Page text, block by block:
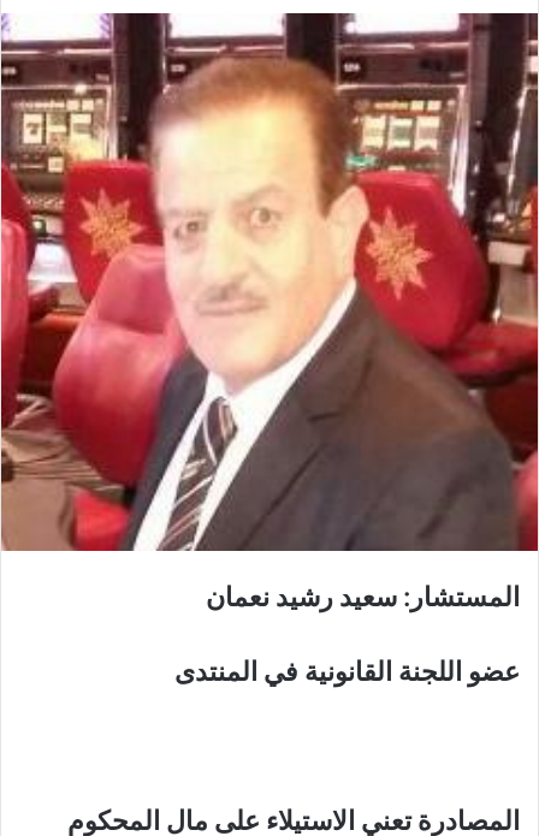
المستشار: سعيد رشيد نعمان
عضو اللجنة القانونية في المنتدى
المصادرة تعني الاستيلاء على مال المحكوم